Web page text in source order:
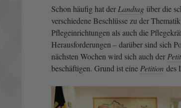
Schon häufig hat der Landtag über die
verschiedene Beschlüsse zu der
Pflegeinrichtungen als auch die
Herausforderungen – darüber sind sich
nächsten Wochen wird sich auch der
beschäftigen. Grund ist eine Petition des